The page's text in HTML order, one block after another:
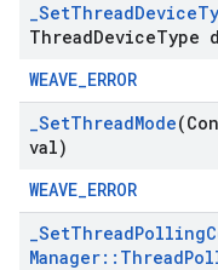
_SetThreadDevice
ThreadDeviceType
WEAVE_ERROR
_SetThreadMode
val)
WEAVE_ERROR
_SetThreadPolling
Manager:: Thread